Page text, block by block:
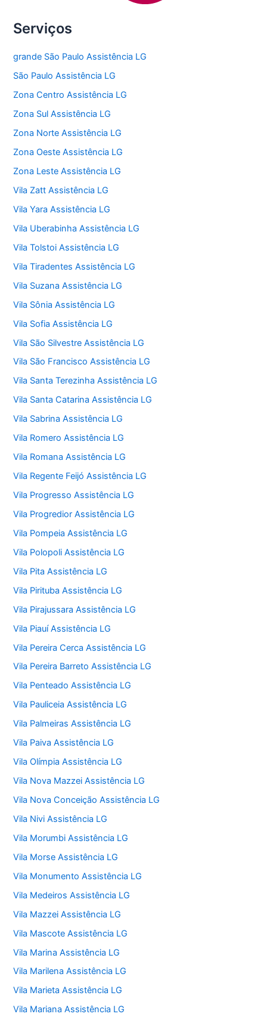
Serviços
grande São Paulo Assistência LG
São Paulo Assistência LG
Zona Centro Assistência LG
Zona Sul Assistência LG
Zona Norte Assistência LG
Zona Oeste Assistência LG
Zona Leste Assistência LG
Vila Zatt Assistência LG
Vila Yara Assistência LG
Vila Uberabinha Assistência LG
Vila Tolstoi Assistência LG
Vila Tiradentes Assistência LG
Vila Suzana Assistência LG
Vila Sônia Assistência LG
Vila Sofia Assistência LG
Vila São Silvestre Assistência LG
Vila São Francisco Assistência LG
Vila Santa Terezinha Assistência LG
Vila Santa Catarina Assistência LG
Vila Sabrina Assistência LG
Vila Romero Assistência LG
Vila Romana Assistência LG
Vila Regente Feijó Assistência LG
Vila Progresso Assistência LG
Vila Progredior Assistência LG
Vila Pompeia Assistência LG
Vila Polopoli Assistência LG
Vila Pita Assistência LG
Vila Pirituba Assistência LG
Vila Pirajussara Assistência LG
Vila Piauí Assistência LG
Vila Pereira Cerca Assistência LG
Vila Pereira Barreto Assistência LG
Vila Penteado Assistência LG
Vila Pauliceia Assistência LG
Vila Palmeiras Assistência LG
Vila Paiva Assistência LG
Vila Olímpia Assistência LG
Vila Nova Mazzei Assistência LG
Vila Nova Conceição Assistência LG
Vila Nivi Assistência LG
Vila Morumbi Assistência LG
Vila Morse Assistência LG
Vila Monumento Assistência LG
Vila Medeiros Assistência LG
Vila Mazzei Assistência LG
Vila Mascote Assistência LG
Vila Marina Assistência LG
Vila Marilena Assistência LG
Vila Marieta Assistência LG
Vila Mariana Assistência LG